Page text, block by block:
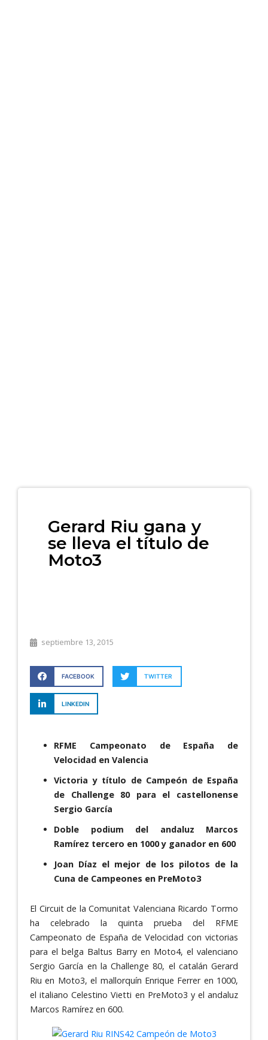
Gerard Riu gana y
se lleva el título de
Moto3
septiembre 13, 2015
FACEBOOK TWITTER
LINKEDIN
RFME Campeonato de España de
Velocidad en Valencia
Victoria y título de Campeón de España
de Challenge 80 para el castellonense
Sergio García
Doble podium del andaluz Marcos
Ramírez tercero en 1000 y ganador en 600
Joan Díaz el mejor de los pilotos de la
Cuna de Campeones en PreMoto3
El Circuit de la Comunitat Valenciana Ricardo Tormo
ha celebrado la quinta prueba del RFME
Campeonato de España de Velocidad con victorias
para el belga Baltus Barry en Moto4, el valenciano
Sergio García en la Challenge 80, el catalán Gerard
Riu en Moto3, el mallorquín Enrique Ferrer en 1000,
el italiano Celestino Vietti en PreMoto3 y el andaluz
Marcos Ramírez en 600.